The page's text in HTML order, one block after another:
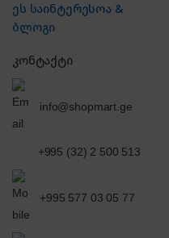
ეს საინტერესოა &
ბლოგი
კონტაქტი
info@shopmart.ge
+995 (32) 2 500 513
+995 577 03 05 77